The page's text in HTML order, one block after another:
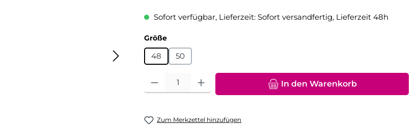
Sofort verfügbar, Lieferzeit: Sofort versandfertig, Lieferzeit 48h
Größeauswählen
48 50
Produkt Anzahl: Gib den gewünschten Wert ein oder benutze die
In den Warenkorb
Zum Merkzettel hinzufügen